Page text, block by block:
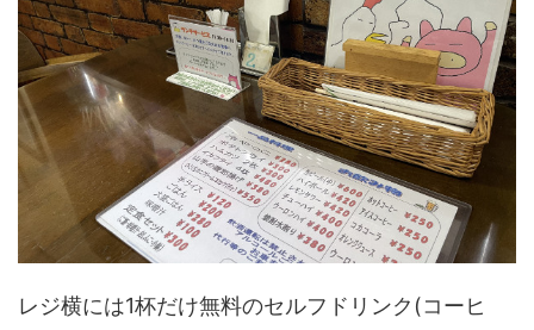
レジ横には1杯だけ無料のセルフドリンク(コーヒ